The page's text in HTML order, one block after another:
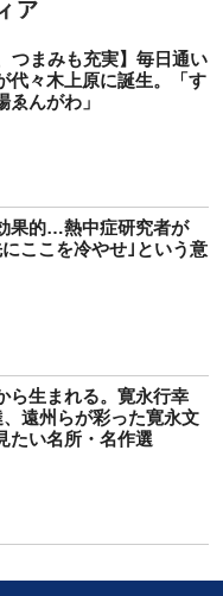
つまみも充実】毎日通い
代々木上原に誕生。「す
ゑんがわ」
果的…熱中症研究者が
ここを冷やせ｣という意
ら生まれる。寛永行幸
遠州らが彩った寛永文
たい名所・名作選